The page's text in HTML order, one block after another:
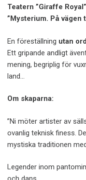
Teatern ”Giraffe
”Mysterium. På vägen
En föreställning utan ord
Ett gripande andligt
mening, begriplig för
land…
Om skaparna:
”Ni möter artister av
ovanlig teknisk finess.
mystiska traditionen
Legender inom